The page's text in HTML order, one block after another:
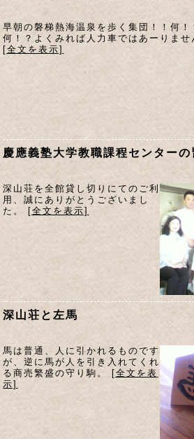
早朝の磐梯熱海温泉を歩く集団！！何！
何！？よくみれば人力車ではあーりませ
[全文を表示]
慶應義塾大学教職課程センター
深山荘を全館貸し切りにてのご利
用、誠にありがとうございまし
た。
[全文を表示]
深山荘と左馬
馬は普通、人に引かれるものです
が、逆に馬が人を引き入れてくれ
る商売繁盛の守り駒。[全文を表
示]